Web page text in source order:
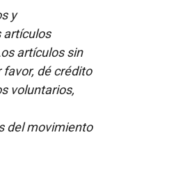
y
artículos
artículos sin
dé crédito
voluntarios,
del movimiento